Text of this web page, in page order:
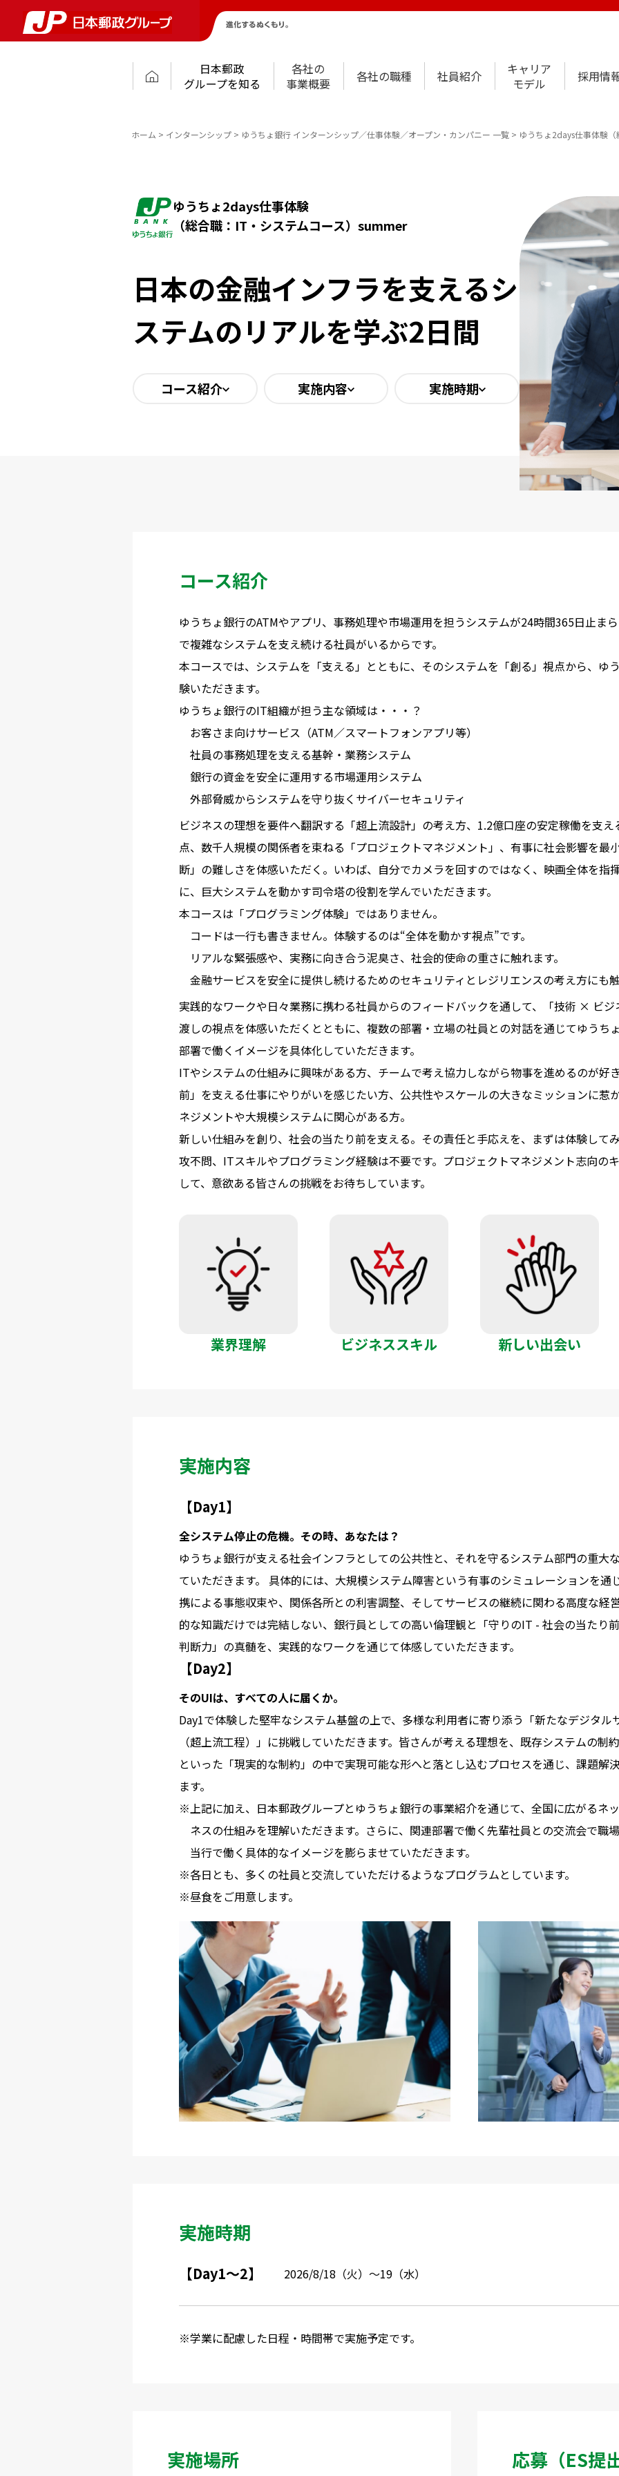
日本郵政
グループを知る
各社の
事業概要
各社の職種 社員紹介
キャリア
モデル
採用情
ホーム インターンシップ ゆうちょ銀行 インターンシップ／仕事体験／オープン・カンパニー 一覧 ゆうちょ2days仕事体験
ゆうちょ2days仕事体験
（総合職：IT・システムコース）summer
日本の金融インフラを支えるシ
ステムのリアルを学ぶ2日間
コース紹介 実施内容 実施時期
コース紹介
ゆうちょ銀行のATMやアプリ、事務処理や市場運用を担うシステムが24時間365日止ま
で複雑なシステムを支え続ける社員がいるからです。
本コースでは、システムを「支える」とともに、そのシステムを「創る」視点から、ゆ
験いただきます。
ゆうちょ銀行のIT組織が担う主な領域は・・・？
お客さま向けサービス（ATM／スマートフォンアプリ等）
社員の事務処理を支える基幹・業務システム
銀行の資金を安全に運用する市場運用システム
外部脅威からシステムを守り抜くサイバーセキュリティ
ビジネスの理想を要件へ翻訳する「超上流設計」の考え方、1.2億口座の安定稼働を支
点、数千人規模の関係者を束ねる「プロジェクトマネジメント」、有事に社会影響を最
断」の難しさを体感いただく。いわば、自分でカメラを回すのではなく、映画全体を指
に、巨大システムを動かす司令塔の役割を学んでいただきます。
本コースは「プログラミング体験」ではありません。
コードは一行も書きません。体験するのは“全体を動かす視点”です。
リアルな緊張感や、実務に向き合う泥臭さ、社会的使命の重さに触れます。
金融サービスを安全に提供し続けるためのセキュリティとレジリエンスの考え方にも
実践的なワークや日々業務に携わる社員からのフィードバックを通して、「技術 × ビ
渡しの視点を体感いただくとともに、複数の部署・立場の社員との対話を通じてゆうち
部署で働くイメージを具体化していただきます。
ITやシステムの仕組みに興味がある方、チームで考え協力しながら物事を進めるのが好
前」を支える仕事にやりがいを感じたい方、公共性やスケールの大きなミッションに惹
ネジメントや大規模システムに関心がある方。
新しい仕組みを創り、社会の当たり前を支える。その責任と手応えを、まずは体験して
攻不問、ITスキルやプログラミング経験は不要です。プロジェクトマネジメント志向の
して、意欲ある皆さんの挑戦をお待ちしています。
業界理解 ビジネススキル 新しい出会い
実施内容
【Day1】
全システム停止の危機。その時、あなたは？
ゆうちょ銀行が支える社会インフラとしての公共性と、それを守るシステム部門の重大
ていただきます。 具体的には、大規模システム障害という有事のシミュレーションを通
携による事態収束や、関係各所との利害調整、そしてサービスの継続に関わる高度な経
的な知識だけでは完結しない、銀行員としての高い倫理観と「守りのIT - 社会の当たり
判断力」の真髄を、実践的なワークを通じて体感していただきます。
【Day2】
そのUIは、すべての人に届くか。
Day1で体験した堅牢なシステム基盤の上で、多様な利用者に寄り添う「新たなデジタル
（超上流工程）」に挑戦していただきます。皆さんが考える理想を、既存システムの制
といった「現実的な制約」の中で実現可能な形へと落とし込むプロセスを通じ、課題解
ます。
上記に加え、日本郵政グループとゆうちょ銀行の事業紹介を通じて、全国に広がるネ
ネスの仕組みを理解いただきます。さらに、関連部署で働く先輩社員との交流会で職
当行で働く具体的なイメージを膨らませていただきます。
各日とも、多くの社員と交流していただけるようなプログラムとしています。
昼食をご用意します。
実施時期
【Day1～2】 2026/8/18（火）～19（水）
学業に配慮した日程・時間帯で実施予定です。
実施場所 応募（ES提